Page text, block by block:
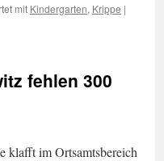
mit Kindergarten, Krippe |
fehlen 300
klafft im Ortsamtsbereich